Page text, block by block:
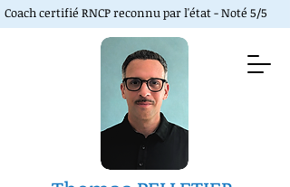
Coach certifié RNCP reconnu par l'état - Noté 5/5